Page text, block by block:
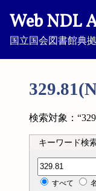
Web NDL
国立国会図書館典
検索対象：
キーワード検
分類記号検索
すべて